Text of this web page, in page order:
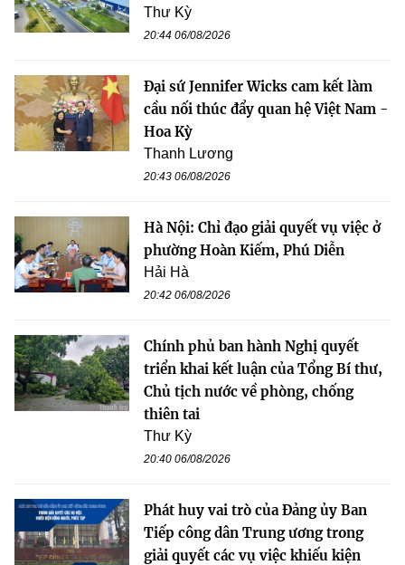
Thư Kỳ
20:44 06/08/2026
Đại sứ Jennifer Wicks cam kết làm
cầu nối thúc đẩy quan hệ Việt Nam -
Hoa Kỳ
Thanh Lương
20:43 06/08/2026
Hà Nội: Chỉ đạo giải quyết vụ việc ở
phường Hoàn Kiếm, Phú Diễn
Hải Hà
20:42 06/08/2026
Chính phủ ban hành Nghị quyết
triển khai kết luận của Tổng Bí thư,
Chủ tịch nước về phòng, chống
thiên tai
Thư Kỳ
20:40 06/08/2026
Phát huy vai trò của Đảng ủy Ban
Tiếp công dân Trung ương trong
giải quyết các vụ việc khiếu kiện